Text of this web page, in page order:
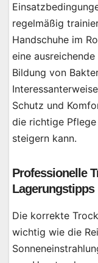
regelmäßig
Handschuhe im
eine
Bildung von
Schutz und
die richtige
steigern kann.
Professionelle
Lagerungstipps
Die korrekte
wichtig wie die